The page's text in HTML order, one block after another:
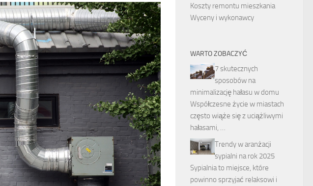
Koszty remontu mieszkania
Wyceny i wykonawcy
WARTO ZOBACZYĆ
7 skutecznych
sposobów na
minimalizację hałasu w domu
Współczesne życie w miastach
często wiąże się z uciążliwymi
hałasami, …
Trendy w aranżacji
sypialni na rok 2025
Sypialnia to miejsce, które
powinno sprzyjać relaksowi i